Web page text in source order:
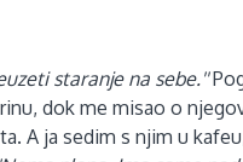
staranje na sebe.''
dok me misao o
A ja sedim s njim u